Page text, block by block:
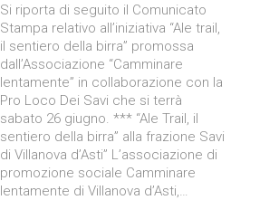
Si riporta di seguito il Comunicato
Stampa relativo all’iniziativa “Ale trail,
il sentiero della birra” promossa
dall’Associazione “Camminare
lentamente” in collaborazione con la
Pro Loco Dei Savi che si terrà
sabato 26 giugno. *** “Ale Trail, il
sentiero della birra” alla frazione Savi
di Villanova d’Asti” L’associazione di
promozione sociale Camminare
lentamente di Villanova d’Asti,…